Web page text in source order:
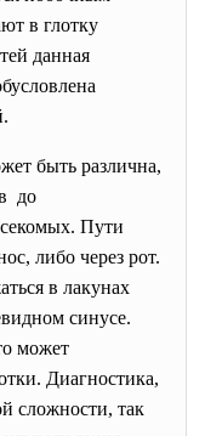
в глотку
данная
быть различна,
до
Пути
либо через рот.
в лакунах
синусе.
может
Диагностика,
сложности, так